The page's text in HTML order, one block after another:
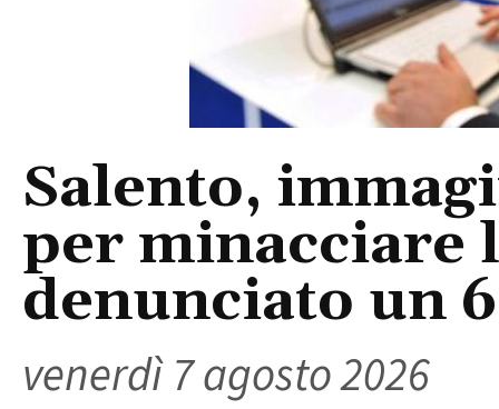
Salento,
per minacciare
denunciato un
venerdì 7 agosto 2026